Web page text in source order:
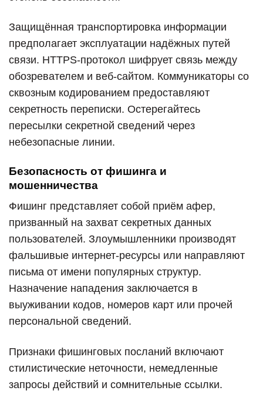
Защищённая транспортировка информации
предполагает эксплуатации надёжных путей
связи. HTTPS-протокол шифрует связь между
обозревателем и веб-сайтом. Коммуникаторы со
сквозным кодированием предоставляют
секретность переписки. Остерегайтесь
пересылки секретной сведений через
небезопасные линии.
Безопасность от фишинга и
мошенничества
Фишинг представляет собой приём афер,
призванный на захват секретных данных
пользователей. Злоумышленники производят
фальшивые интернет-ресурсы или направляют
письма от имени популярных структур.
Назначение нападения заключается в
выуживании кодов, номеров карт или прочей
персональной сведений.
Признаки фишинговых посланий включают
стилистические неточности, немедленные
запросы действий и сомнительные ссылки.